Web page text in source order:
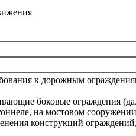
к дорожным
боковые ограждения
на мостовом
конструкций